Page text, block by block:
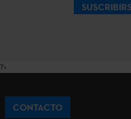
?>
CONTACTO